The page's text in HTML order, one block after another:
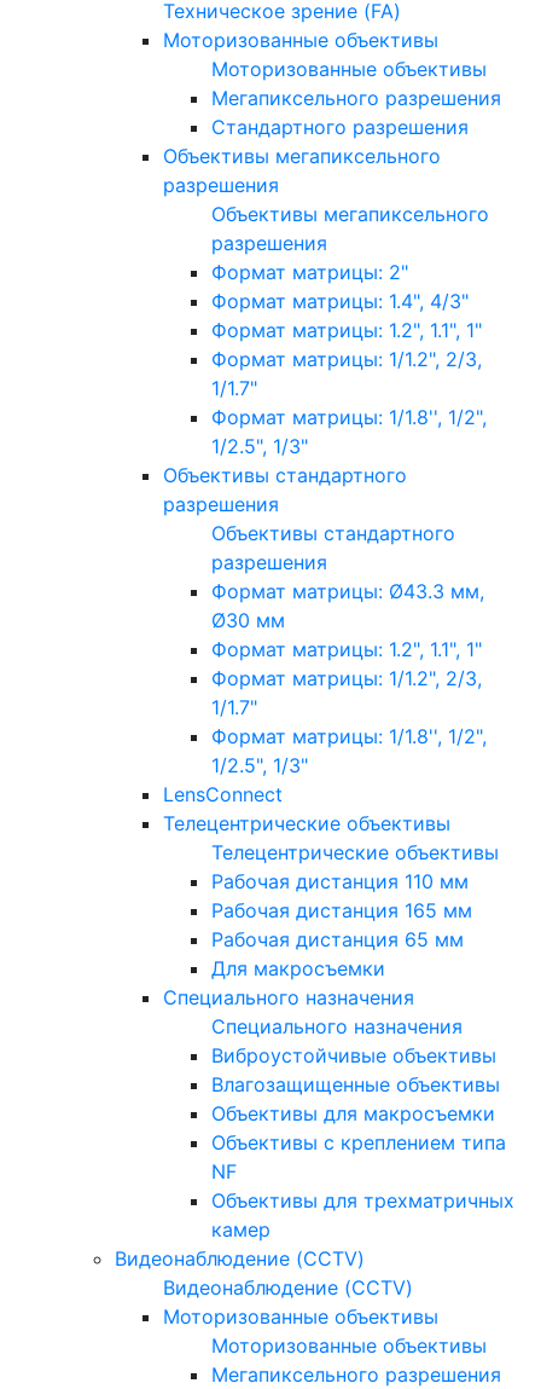
Техническое зрение (FA)
Моторизованные объективы
Моторизованные объективы
Мегапиксельного разрешения
Стандартного разрешения
Объективы мегапиксельного
разрешения
Объективы мегапиксельного
разрешения
Формат матрицы: 2"
Формат матрицы: 1.4", 4/3"
Формат матрицы: 1.2", 1.1", 1"
Формат матрицы: 1/1.2", 2/3,
1/1.7"
Формат матрицы: 1/1.8'', 1/2",
1/2.5", 1/3"
Объективы стандартного
разрешения
Объективы стандартного
разрешения
Формат матрицы: Ø43.3 мм,
Ø30 мм
Формат матрицы: 1.2", 1.1", 1"
Формат матрицы: 1/1.2", 2/3,
1/1.7"
Формат матрицы: 1/1.8'', 1/2",
1/2.5", 1/3"
LensConnect
Телецентрические объективы
Телецентрические объективы
Рабочая дистанция 110 мм
Рабочая дистанция 165 мм
Рабочая дистанция 65 мм
Для макросъемки
Специального назначения
Специального назначения
Виброустойчивые объективы
Влагозащищенные объективы
Объективы для макросъемки
Объективы с креплением типа
NF
Объективы для трехматричных
камер
Видеонаблюдение (CCTV)
Видеонаблюдение (CCTV)
Моторизованные объективы
Моторизованные объективы
Мегапиксельного разрешения